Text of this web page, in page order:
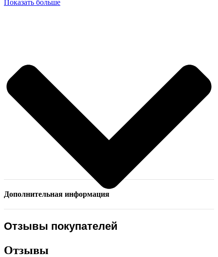
Показать больше
Дополнительная информация
Отзывы покупателей
Отзывы